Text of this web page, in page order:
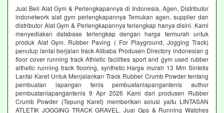
Jual Beli Alat Gym & Perlengkapannya di Indonesia, Agen, Distributor
indonetwork alat gym perlengkapannya Temukan agen, supplier dan
distributor Alat Gym & Perlengkapannya terlengkap hanya disini. Kami
menyediakan database terlengkap dengan harga termurah untuk
produk Alat Gym. Rubber Paving ( For Playground, Jogging Track)
penutup lantai berjalan track Alibaba Produsen Directory indonesian g
floor cover running track Athletic facilities sport and gym used rubber
althetic running track flooring, synthetic Harga murah 13 Mm Sintetis
Lantai Karet Untuk Menjalankan Track Rubber Crumb Powder tentang
pembuatan lapangan tenis pembuatanlapangantenis author
pembuatanlapangantenis 9 Apr 2026 Kami dari produsen Rubber
Crumb Powder (Tepung Karet) memberikan solusi yaitu LINTASAN
ATLETIK JOGGING TRACK GRAVEL. Jual Gps & Running Watches